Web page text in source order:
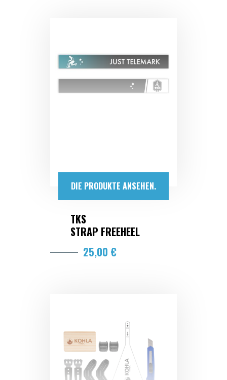
DIE PRODUKTE ANSEHEN.
TKS
STRAP FREEHEEL
25,00 €